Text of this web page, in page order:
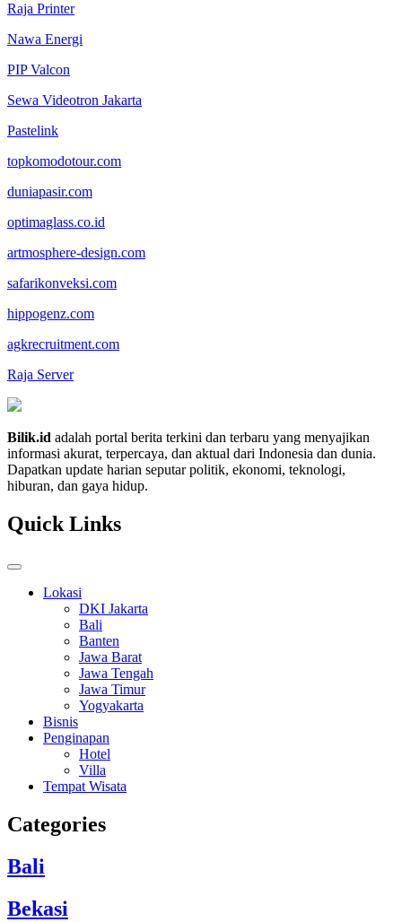
Raja Printer
Nawa Energi
PIP Valcon
Sewa Videotron Jakarta
Pastelink
topkomodotour.com
duniapasir.com
optimaglass.co.id
artmosphere-design.com
safarikonveksi.com
hippogenz.com
agkrecruitment.com
Raja Server
Bilik.id adalah portal berita terkini dan terbaru yang menyajikan
informasi akurat, terpercaya, dan aktual dari Indonesia dan dunia.
Dapatkan update harian seputar politik, ekonomi, teknologi,
hiburan, dan gaya hidup.
Quick Links
Lokasi
DKI Jakarta
Bali
Banten
Jawa Barat
Jawa Tengah
Jawa Timur
Yogyakarta
Bisnis
Penginapan
Hotel
Villa
Tempat Wisata
Categories
Bali
Bekasi